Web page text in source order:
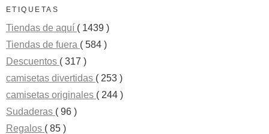
ETIQUETAS
Tiendas de aquí ( 1439 )
Tiendas de fuera ( 584 )
Descuentos ( 317 )
camisetas divertidas ( 253 )
camisetas originales ( 244 )
Sudaderas ( 96 )
Regalos ( 85 )